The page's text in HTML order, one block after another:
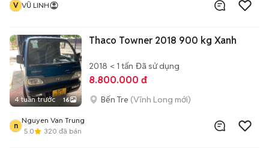
V VŨ LINH
4 tuần trước 16
Thaco Towner 2018 900 kg Xanh
2018 < 1 tấn Đã sử dụng
8.800.000 đ
Bến Tre (Vĩnh Long mới)
n
Nguyen Van Trung
5.0
320 đã bán